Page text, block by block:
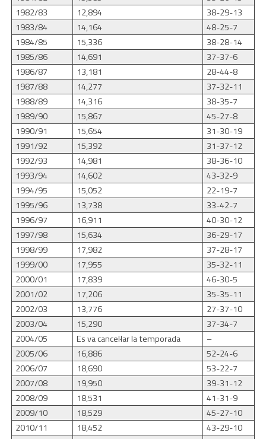
1982/83
12,894
38-29-13
1983/84
14,164
48-25-7
1984/85
15,336
38-28-14
1985/86
14,691
37-37-6
1986/87
13,181
28-44-8
1987/88
14,277
37-32-11
1988/89
14,316
38-35-7
1989/90
15,867
45-27-8
1990/91
15,654
31-30-19
1991/92
15,392
31-37-12
1992/93
14,981
38-36-10
1993/94
14,602
43-32-9
1994/95
15,052
22-19-7
1995/96
13,738
33-42-7
1996/97
16,911
40-30-12
1997/98
15,634
36-29-17
1998/99
17,982
37-28-17
1999/00
17,955
35-32-11
2000/01
17,839
46-30-5
2001/02
17,206
35-35-11
2002/03
13,776
27-37-10
2003/04
15,290
37-34-7
2004/05
Es va cancel·lar la temporada
–
2005/06
16,886
52-24-6
2006/07
18,690
53-22-7
2007/08
19,950
39-31-12
2008/09
18,531
41-31-9
2009/10
18,529
45-27-10
2010/11
18,452
43-29-10